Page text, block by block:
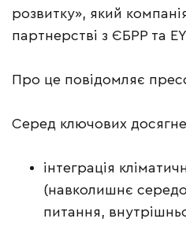
розвитку», який
партнерстві з ЄБРР та
Про це повідомляє
Серед ключових
інтеграція
(навколишнє
питання,